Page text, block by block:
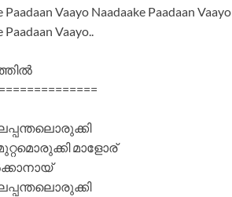
Paadaan Vaayo Naadaake Paadaan Vaayo
Paadaan Vaayo..
മാളോര്